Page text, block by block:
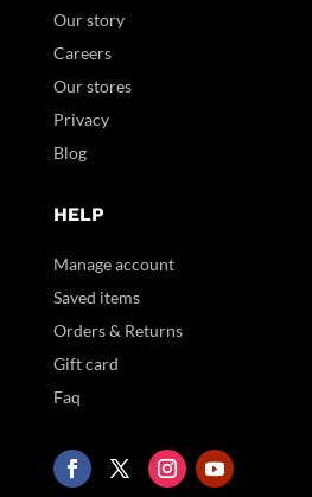
Our story
Careers
Our stores
Privacy
Blog
HELP
Manage account
Saved items
Orders & Returns
Gift card
Faq